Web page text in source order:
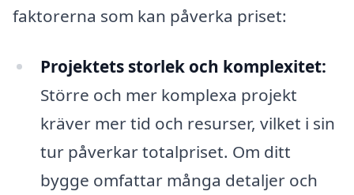
faktorerna som kan påverka priset:
Projektets storlek och komplexitet:
Större och mer komplexa projekt
kräver mer tid och resurser, vilket i sin
tur påverkar totalpriset. Om ditt
bygge omfattar många detaljer och